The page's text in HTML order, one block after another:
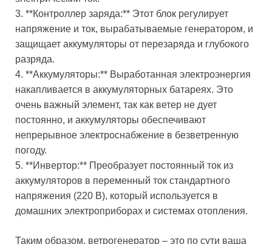
3. **Контроллер заряда:** Этот блок регулирует
напряжение и ток, вырабатываемые генератором, и
защищает аккумуляторы от перезаряда и глубокого
разряда.
4. **Аккумуляторы:** Выработанная электроэнергия
накапливается в аккумуляторных батареях. Это
очень важный элемент, так как ветер не дует
постоянно, и аккумуляторы обеспечивают
непрерывное электроснабжение в безветренную
погоду.
5. **Инвертор:** Преобразует постоянный ток из
аккумуляторов в переменный ток стандартного
напряжения (220 В), который используется в
домашних электроприборах и системах отопления.
Таким образом, ветрогенератор – это по сути ваша